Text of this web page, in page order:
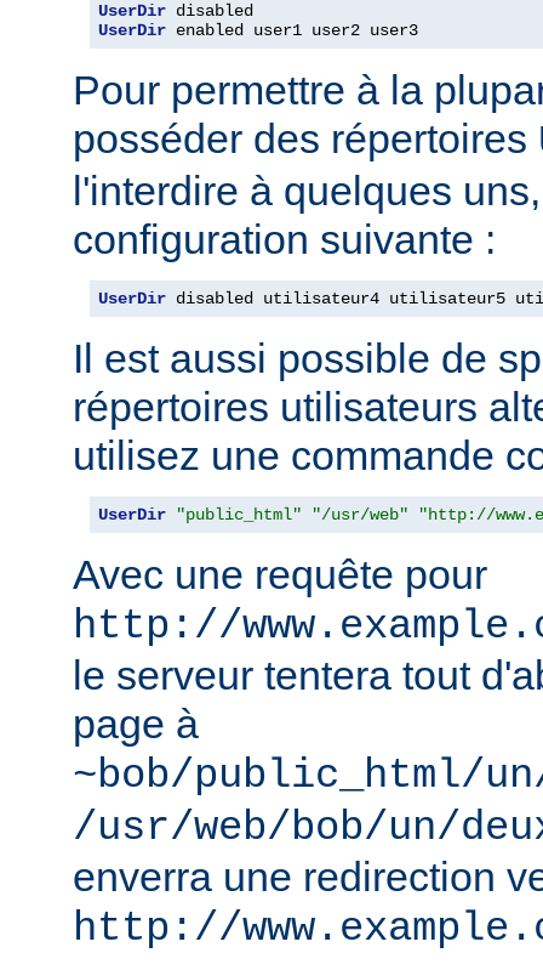
UserDir
UserDir enabled user1 user2 user3
Pour permettre à la
posséder des répertoires
l'interdire à quelques
configuration suivante :
UserDir disabled utilisateur4 utilisateur5
Il est aussi possible de
répertoires utilisateurs
utilisez une commande
UserDir "public_html" "/usr/web" "http://
Avec une requête pour
http://
le serveur tentera tout
page à
~bob/public_html/
/usr/web/bob/un/
enverra une redirection
http://